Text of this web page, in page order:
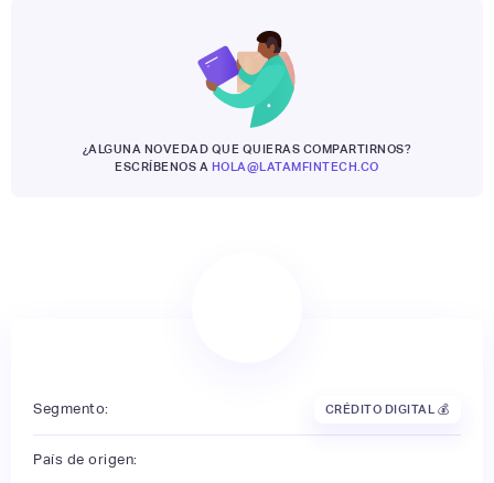
¿ALGUNA NOVEDAD QUE QUIERAS COMPARTIRNOS?
ESCRÍBENOS A HOLA@LATAMFINTECH.CO
Segmento: CRÉDITO DIGITAL 💰
País de origen: